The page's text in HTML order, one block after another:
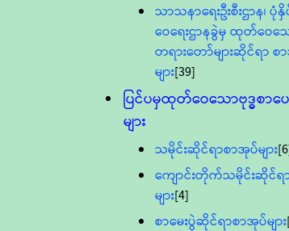
သာသနာရေးဦးစီးဌာန၊
ဝေရေးဌာနခွဲမှ ထုတ်ဝေသေ
တရားတော်များဆိုင်ရာ စ
များ[39]
ပြင်ပမှထုတ်ဝေသောဗုဒ္ဓစာပ
များ
သမိုင်းဆိုင်ရာစာအုပ်များ
ကျောင်းတိုက်သမိုင်းဆိုင်ရ
များ[4]
စာမေးပွဲဆိုင်ရာစာအုပ်များ